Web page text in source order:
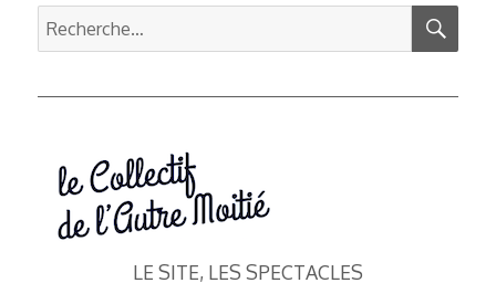
Recherche
pour :
LE SITE, LES SPECTACLES